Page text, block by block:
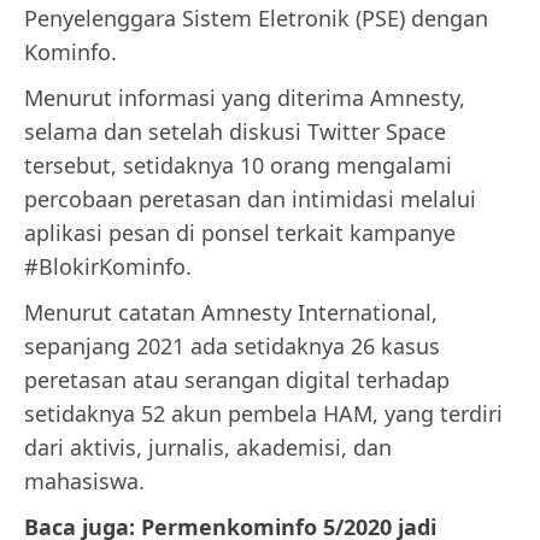
Penyelenggara Sistem Eletronik (PSE) dengan
Kominfo.
Menurut informasi yang diterima Amnesty,
selama dan setelah diskusi Twitter Space
tersebut, setidaknya 10 orang mengalami
percobaan peretasan dan intimidasi melalui
aplikasi pesan di ponsel terkait kampanye
#BlokirKominfo.
Menurut catatan Amnesty International,
sepanjang 2021 ada setidaknya 26 kasus
peretasan atau serangan digital terhadap
setidaknya 52 akun pembela HAM, yang terdiri
dari aktivis, jurnalis, akademisi, dan
mahasiswa.
Baca juga: Permenkominfo 5/2020 jadi